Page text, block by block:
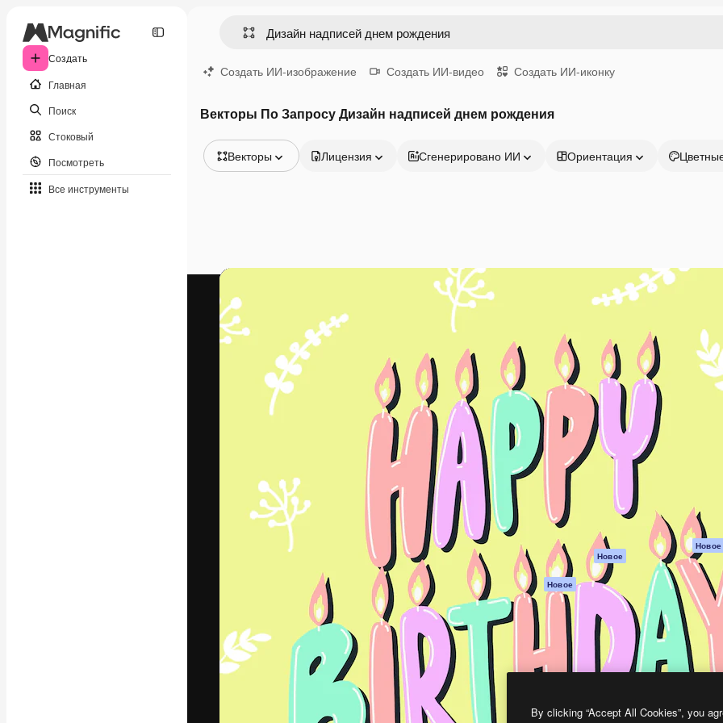
Создать
Главная
Поиск
Стоковый
Посмотреть
Все инструменты
Создать ИИ-изображение Создать ИИ-видео Создать ИИ-иконку
Векторы По Запросу Дизайн надписей днем рождения
Векторы
Видео
Моушн-дизайн
Видеошаблоны
Иконки
3D-модели
Лицензия Сгенерировано ИИ Ориентация
Креативная платформа для создания
ваших лучших работ. Более 1 миллиона
подписчиков среди креаторов,
предприятий, агентств и студий.
Продукция
Spaces
ИИ-помощник
Генератор
изображений ИИ
Генератор видео
ИИ
Генератор голоса
на основе ИИ
Стоковый контент
MCP для
Claude/ChatGPT
Новое
Агенты Новое
API
Мобильное
приложение
Все инструменты
Magnific
Начать
Academy
Документация по
Пакету ИИ
Служба
поддержки
Условия и
положения
Политика
Оригиналы Новое
Политика
cookie
Центр доверия
Партнеры
Предприятие
By clicking “Accept All Cookies”, you